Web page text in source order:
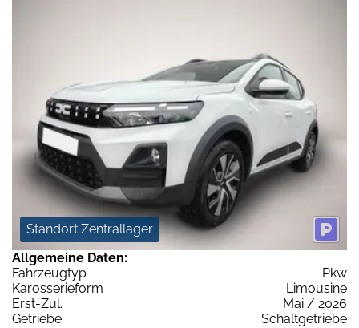
Standort Zentrallager
Allgemeine Daten:
Fahrzeugtyp
Pkw
Karosserieform
Limousine
Erst-Zul.
Mai / 2026
Getriebe
Schaltgetriebe